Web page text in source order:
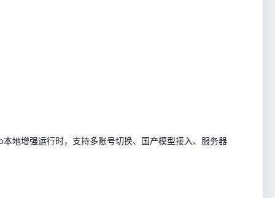
地增强运行时，支持多账号切换、国产模型接入、服务器